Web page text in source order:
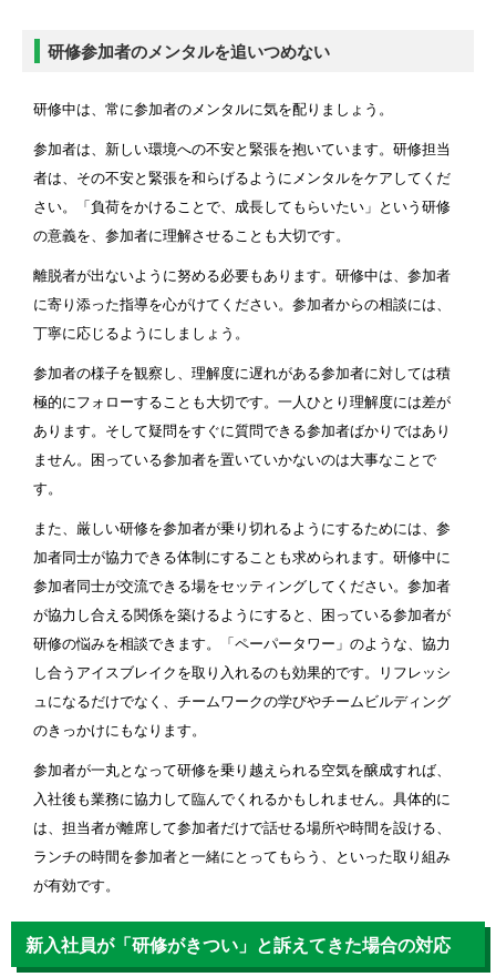
研修参加者のメンタルを追いつめない
研修中は、常に参加者のメンタルに気を配りましょう。
参加者は、新しい環境への不安と緊張を抱いています。研修担当
者は、その不安と緊張を和らげるようにメンタルをケアしてくだ
さい。「負荷をかけることで、成長してもらいたい」という研修
の意義を、参加者に理解させることも大切です。
離脱者が出ないように努める必要もあります。研修中は、参加者
に寄り添った指導を心がけてください。参加者からの相談には、
丁寧に応じるようにしましょう。
参加者の様子を観察し、理解度に遅れがある参加者に対しては積
極的にフォローすることも大切です。一人ひとり理解度には差が
あります。そして疑問をすぐに質問できる参加者ばかりではあり
ません。困っている参加者を置いていかないのは大事なことで
す。
また、厳しい研修を参加者が乗り切れるようにするためには、参
加者同士が協力できる体制にすることも求められます。研修中に
参加者同士が交流できる場をセッティングしてください。参加者
が協力し合える関係を築けるようにすると、困っている参加者が
研修の悩みを相談できます。「ペーパータワー」のような、協力
し合うアイスブレイクを取り入れるのも効果的です。リフレッシ
ュになるだけでなく、チームワークの学びやチームビルディング
のきっかけにもなります。
参加者が一丸となって研修を乗り越えられる空気を醸成すれば、
入社後も業務に協力して臨んでくれるかもしれません。具体的に
は、担当者が離席して参加者だけで話せる場所や時間を設ける、
ランチの時間を参加者と一緒にとってもらう、といった取り組み
が有効です。
新入社員が「研修がきつい」と訴えてきた場合の対応